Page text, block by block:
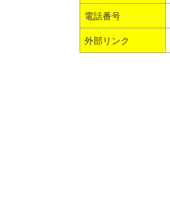
電話番号
外部リンク